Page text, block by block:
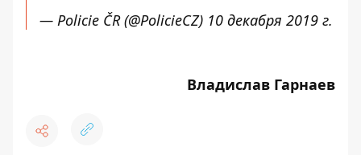
— Policie ČR (@PolicieCZ) 10 декабря 2019 г.
Владислав Гарнаев